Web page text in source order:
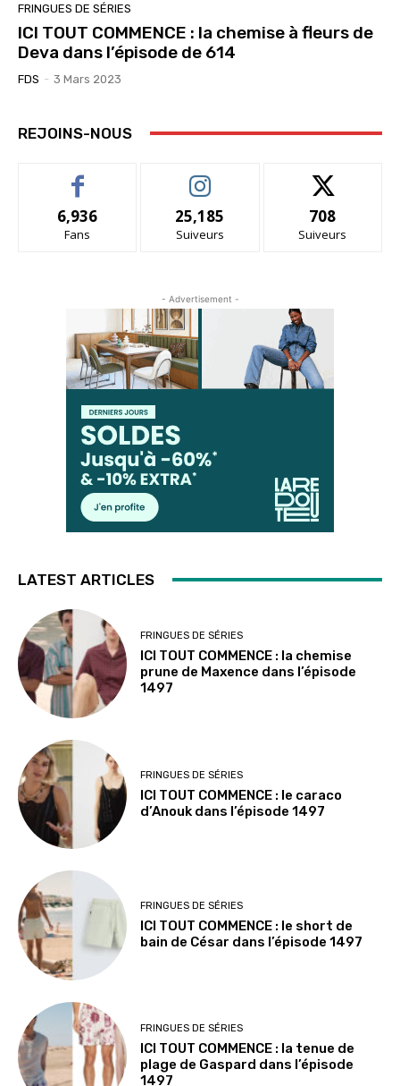
FRINGUES DE SÉRIES
ICI TOUT COMMENCE : la chemise à fleurs de
Deva dans l’épisode de 614
FDS - 3 Mars 2023
REJOINS-NOUS
6,936
Fans
25,185
Suiveurs
708
Suiveurs
- Advertisement -
LATEST ARTICLES
FRINGUES DE SÉRIES
ICI TOUT COMMENCE : la chemise
prune de Maxence dans l’épisode
1497
FRINGUES DE SÉRIES
ICI TOUT COMMENCE : le caraco
d’Anouk dans l’épisode 1497
FRINGUES DE SÉRIES
ICI TOUT COMMENCE : le short de
bain de César dans l’épisode 1497
FRINGUES DE SÉRIES
ICI TOUT COMMENCE : la tenue de
plage de Gaspard dans l’épisode
1497